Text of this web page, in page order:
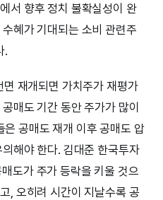
서 향후 정치 불확실성이 완
혜가 기대되는 소비 관련주
.
재개되면 가치주가 재평가
매도 기간 동안 주가가 많이
공매도 재개 이후 공매도 압
해야 한다. 김대준 한국투자
도가 주가 등락을 키울 것으
, 오히려 시간이 지날수록 공